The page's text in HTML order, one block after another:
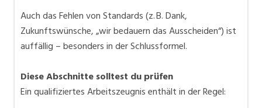
Auch das Fehlen von Standards (z. B. Dank,
Zukunftswünsche, „wir bedauern das Ausscheiden“) ist
auffällig – besonders in der Schlussformel.
Diese Abschnitte solltest du prüfen
Ein qualifiziertes Arbeitszeugnis enthält in der Regel: